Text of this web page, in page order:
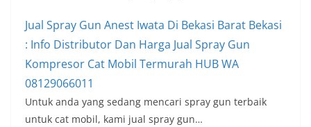
Jual Spray Gun Anest Iwata Di Bekasi Barat Bekasi
: Info Distributor Dan Harga Jual Spray Gun
Kompresor Cat Mobil Termurah HUB WA
08129066011
Untuk anda yang sedang mencari spray gun terbaik
untuk cat mobil, kami jual spray gun…